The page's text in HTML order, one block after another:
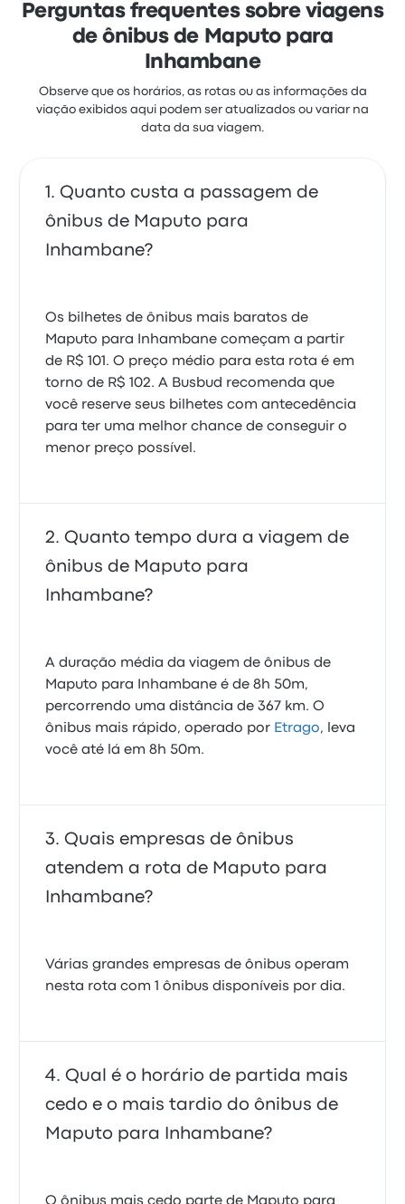
Perguntas frequentes sobre viagens
de ônibus de Maputo para
Inhambane
Observe que os horários, as rotas ou as informações da
viação exibidos aqui podem ser atualizados ou variar na
data da sua viagem.
Quanto custa a passagem de
ônibus de Maputo para
Inhambane?
Os bilhetes de ônibus mais baratos de
Maputo para Inhambane começam a partir
de R$ 101. O preço médio para esta rota é em
torno de R$ 102. A Busbud recomenda que
você reserve seus bilhetes com antecedência
para ter uma melhor chance de conseguir o
menor preço possível.
Quanto tempo dura a viagem de
ônibus de Maputo para
Inhambane?
A duração média da viagem de ônibus de
Maputo para Inhambane é de 8h 50m,
percorrendo uma distância de 367 km. O
ônibus mais rápido, operado por Etrago, leva
você até lá em 8h 50m.
Quais empresas de ônibus
atendem a rota de Maputo para
Inhambane?
Várias grandes empresas de ônibus operam
nesta rota com 1 ônibus disponíveis por dia.
Qual é o horário de partida mais
cedo e o mais tardio do ônibus de
Maputo para Inhambane?
O ônibus mais cedo parte de Maputo para